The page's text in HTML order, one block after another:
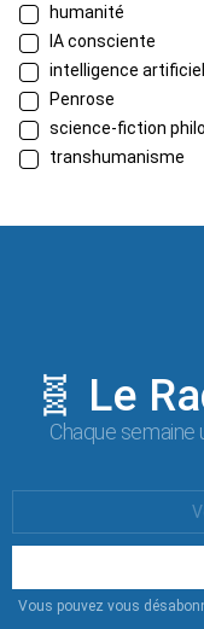
humanité
IA consciente
intelligence
Penrose
science-fiction
transhumanisme
🧬 Le
Chaque
:
Vous pouvez vous